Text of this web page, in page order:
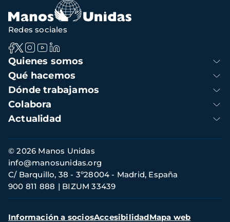
Navegación
principal
Quienes somos
Qué hacemos
Dónde trabajamos
Colabora
Actualidad
Redes sociales
Información
de
contacto
© 2026 Manos Unidas
C/ Barquillo, 38 - 3º28004 - Madrid, España
900 811 888
BIZUM 33439
info@manosunidas.org
Menú
Información a sociosAccesibilidadMapa web